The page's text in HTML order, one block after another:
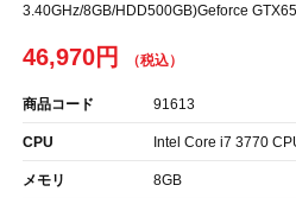
3.40GHz/8GB/HDD500GB)Geforce
46,970円
商品コード 91613
CPU Intel Core i7 3770
メモリ 8GB